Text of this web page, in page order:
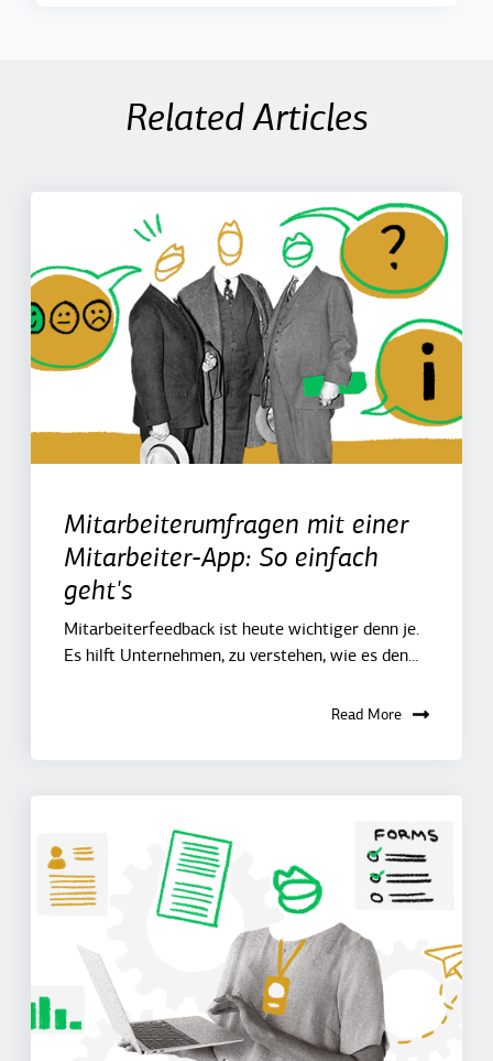
Related Articles
Mitarbeiterumfragen mit einer
Mitarbeiter-App: So einfach
geht's
Mitarbeiterfeedback ist heute wichtiger denn je.
Es hilft Unternehmen, zu verstehen, wie es den...
Read More